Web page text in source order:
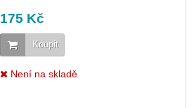
175 Kč
Koupit
Není na skladě